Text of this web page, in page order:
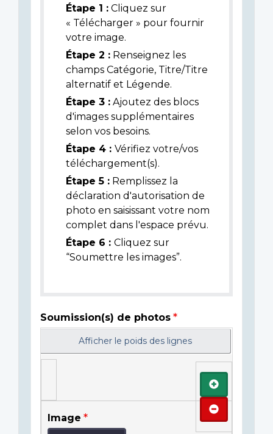
Étape 1 : Cliquez sur
« Télécharger » pour fournir
votre image.
Étape 2 : Renseignez les
champs Catégorie, Titre/Titre
alternatif et Légende.
Étape 3 : Ajoutez des blocs
d'images supplémentaires
selon vos besoins.
Étape 4 : Vérifiez votre/vos
téléchargement(s).
Étape 5 : Remplissez la
déclaration d'autorisation de
photo en saisissant votre nom
complet dans l'espace prévu.
Étape 6 : Cliquez sur
“Soumettre les images”.
Soumission(s) de photos
Afficher le poids des lignes
Image
Ajouter
Retirer